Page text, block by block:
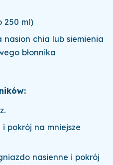
250 ml)
nasion chia lub siemienia
błonnika
pokrój na mniejsze
nasienne i pokrój